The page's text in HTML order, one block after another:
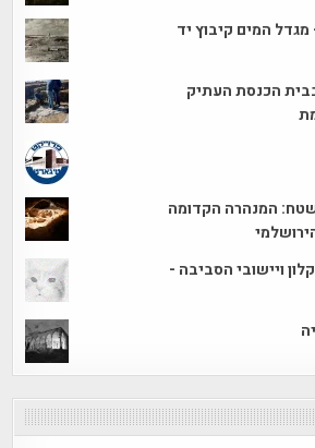
המים קיבוץ יד
הכנסת העתיק
המנהרה הקדומה
ויישובי הסביבה -